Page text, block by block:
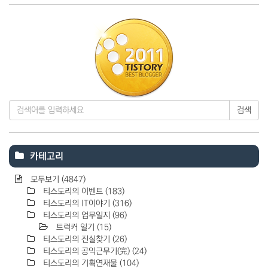
검색
카테고리
모두보기 (4847)
티스도리의 이벤트 (183)
티스도리의 IT이야기 (316)
티스도리의 업무일지 (96)
트럭커 일기 (15)
티스도리의 진실찾기 (26)
티스도리의 공익근무기(完) (24)
티스도리의 기획연재물 (104)